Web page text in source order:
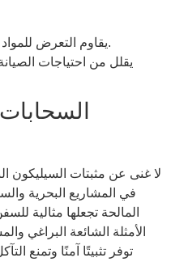
يقاوم التعرض للمواد الكيميائية والسوائل الكاشطة.
يقلل من احتياجات
لا غنى عن مثبتات السيليكون
في المشاريع البحرية
المالحة تجعلها مثالية
الأمثلة الشائعة البراغي
توفر تثبيتًا آمنًا وتمنع